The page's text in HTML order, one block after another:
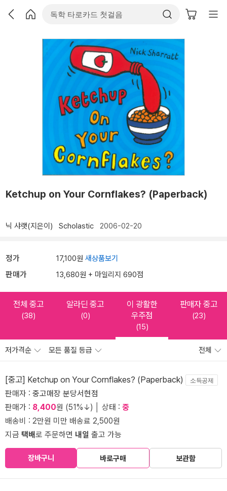
Ketchup on Your Cornflakes? (Paperback)
닉 샤랫(지은이) Scholastic 2006-02-20
정가 17,100원 새상품보기
판매가 13,680원 + 마일리지 690점
전체 중고
(38)
알라딘 중고
(0)
이 광활한
우주점
(15)
판매자 중고
(23)
저가격순 모든 품질 등급 전체
[중고] Ketchup on Your Cornflakes? (Paperback) 소득공제
판매자 : 중고매장 분당서현점
판매가 : 8,400원 (51%↓) │ 상태 : 중
배송비 : 2만원 미만 배송료 2,500원
지금 택배로 주문하면 내일 출고 가능
장바구니 바로구매 보관함